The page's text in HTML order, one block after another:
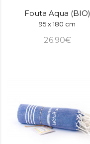
Fouta Aqua (BIO)
95 x 180 cm
26.90€